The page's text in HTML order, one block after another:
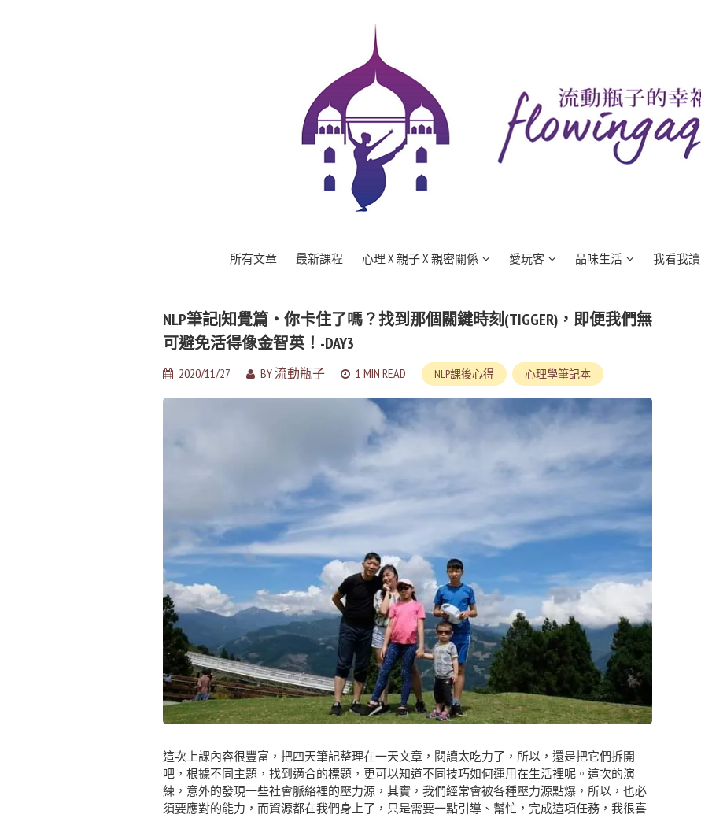
所有文章 最新課程 心理 X 親子 X 親密關係 愛玩客 品味生活 我看我讀
NLP筆記|知覺篇・你卡住了嗎？找到那個關鍵時刻(TIGGER)，即便我們無
可避免活得像金智英！-DAY3
2020/11/27 BY流動瓶子 1 MIN READ NLP課後心得 心理學筆記本
這次上課內容很豐富，把四天筆記整理在一天文章，閱讀太吃力了，所以，還是把它們拆開
吧，根據不同主題，找到適合的標題，更可以知道不同技巧如何運用在生活裡呢。這次的演
練，意外的發現一些社會脈絡裡的壓力源，其實，我們經常會被各種壓力源點爆，所以，也必
須要應對的能力，而資源都在我們身上了，只是需要一點引導、幫忙，完成這項任務，我很喜